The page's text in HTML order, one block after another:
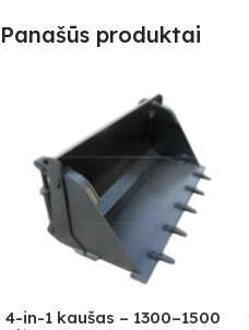
Panašūs produktai
4-in-1 kaušas – 1300–1500